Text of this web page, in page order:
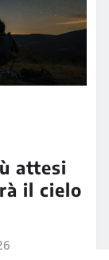
attesi
il cielo